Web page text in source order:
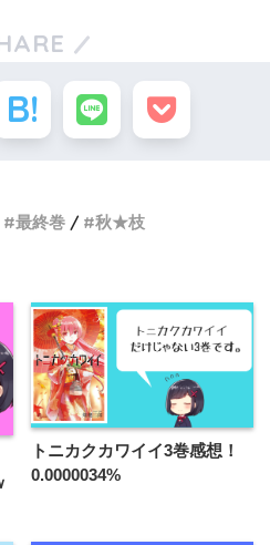
最終巻 秋★枝
トニカクカワイイ3巻感想！
0.0000034%